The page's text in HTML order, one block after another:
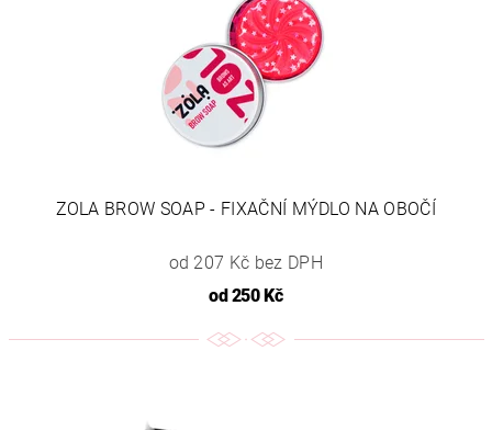
ZOLA BROW SOAP - FIXAČNÍ MÝDLO NA OBOČÍ
od 207 Kč bez DPH
od 250 Kč